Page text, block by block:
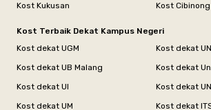
Kost Kukusan
Kost Cibinong
Kost Terbaik Dekat Kampus Negeri
Kost dekat UGM
Kost dekat
Kost dekat UB Malang
Kost dekat
Kost dekat UI
Kost dekat
Kost dekat UM
Kost dekat